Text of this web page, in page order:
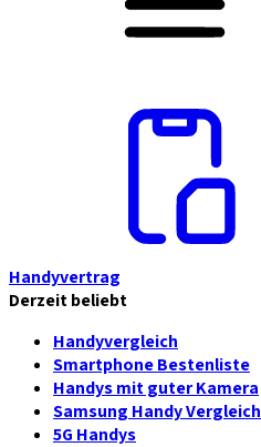
Handyvertrag
Derzeit beliebt
Handyvergleich
Smartphone Bestenliste
Handys mit guter Kamera
Samsung Handy Vergleich
5G Handys